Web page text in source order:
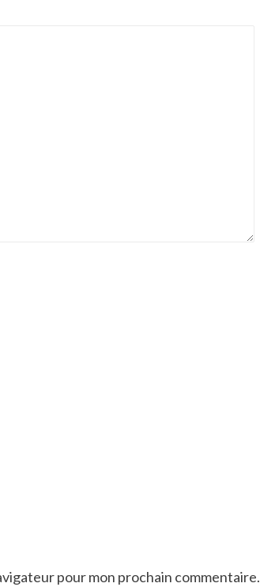
pour mon prochain commentaire.